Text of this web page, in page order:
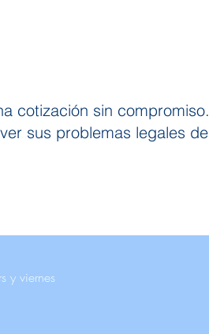
cotización sin compromiso.
sus problemas legales de
y viernes